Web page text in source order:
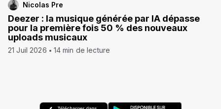
Nicolas Pre
Deezer : la musique générée par IA dépasse
pour la première fois 50 % des nouveaux
uploads musicaux
21 Juil 2026 14 min de lecture